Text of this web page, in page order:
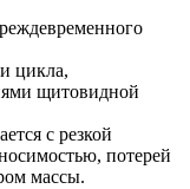
цикла,
щитовидной
с резкой
потерей
массы.